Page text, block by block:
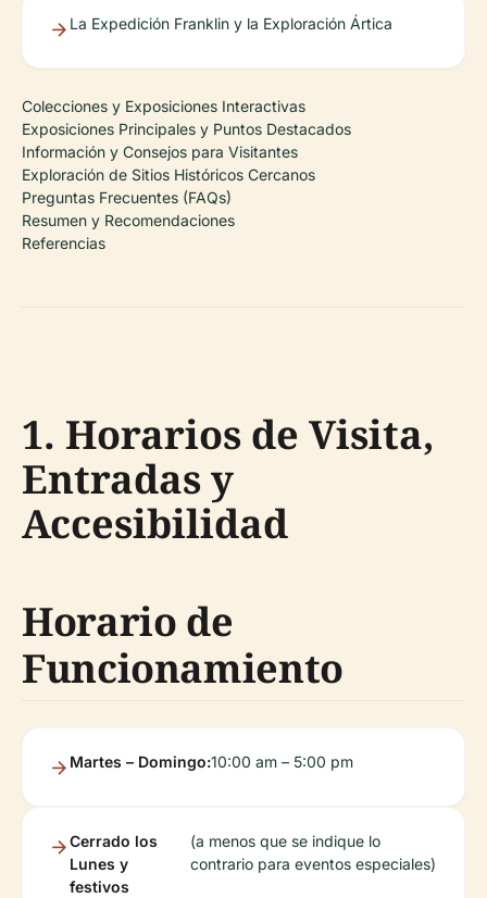
La Expedición Franklin y la Exploración Ártica
Colecciones y Exposiciones Interactivas
Exposiciones Principales y Puntos Destacados
Información y Consejos para Visitantes
Exploración de Sitios Históricos Cercanos
Preguntas Frecuentes (FAQs)
Resumen y Recomendaciones
Referencias
1. Horarios de Visita,
Entradas y
Accesibilidad
Horario de
Funcionamiento
Martes – Domingo:10:00 am – 5:00 pm
Cerrado los
Lunes y
festivos
(a menos que se indique lo
contrario para eventos especiales)